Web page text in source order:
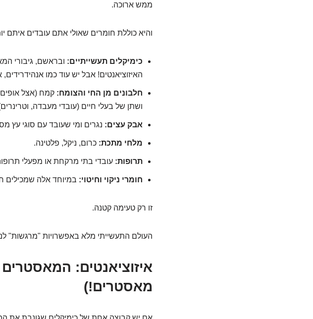
ממש ארוכה.
והיא כוללת חומרים שאולי אתם עובדים איתם
כימיקלים תעשייתיים: ובראשם, גיבורי
האיזוציאנטים! אבל יש עוד כמו
חלבונים מן החי והצומח: קמח (אצל
ושתן של בעלי חיים (עובדי מעבדה,
אבק עצים: נגרים ומי שעובד עם סוגי עץ
מלחי מתכת: כרום, ניקל, פלטינה.
תרופות: עובדי בתי מרקחת או מפעלי
חומרי ניקוי וחיטוי: במיוחד אלה שמכילים
זו רק טעימה קטנה.
העולם התעשייתי מלא באפשרויות "מרגשות"
איזוציאנטים:
מאסטרים!)